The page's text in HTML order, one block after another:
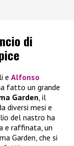
di
e Alfonso
fatto un grande
Garden , il
diversi mesi e
del nastro ha
e raffinata, un
Garden, che si